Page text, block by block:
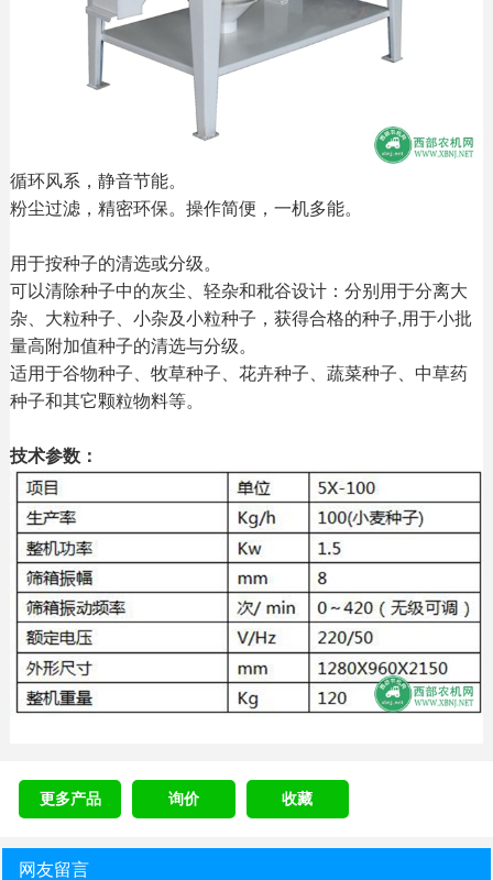
循环风系，静音节能。
粉尘过滤，精密环保。操作简便，一机多能。
用于按种子的清选或分级。
可以清除种子中的灰尘、轻杂和秕谷设计：分别用于分离大
杂、大粒种子、小杂及小粒种子，获得合格的种子,用于小批
量高附加值种子的清选与分级。
适用于谷物种子、牧草种子、花卉种子、蔬菜种子、中草药
种子和其它颗粒物料等。
技术参数：
更多产品 询价 收藏
网友留言